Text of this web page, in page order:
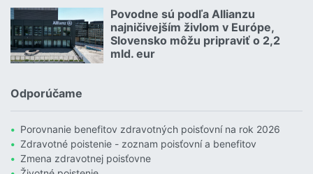
Povodne sú podľa Allianzu
najničivejším živlom v Európe,
Slovensko môžu pripraviť o 2,2
mld. eur
23.07.2026 |
Odporúčame
Porovnanie benefitov zdravotných poisťovní na rok 2026
Zdravotné poistenie - zoznam poisťovní a benefitov
Zmena zdravotnej poisťovne